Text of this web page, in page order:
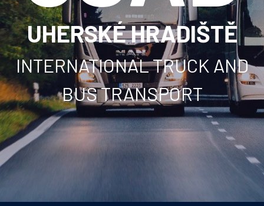
UHERSKÉ HRADIŠTĚ
INTERNATIONAL TRUCK AND
BUS TRANSPORT